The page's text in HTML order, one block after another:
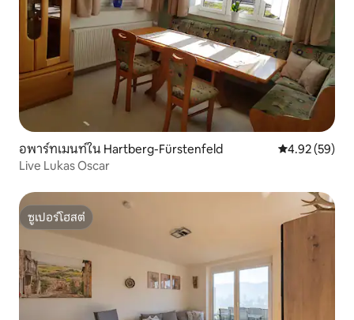
อพาร์ทเมนท์ใน Hartberg-Fürstenfeld คะแนนเฉลี่ย
4.92 (59)
Live Lukas Oscar
ซูเปอร์โฮสต์
ซูเปอร์โฮสต์